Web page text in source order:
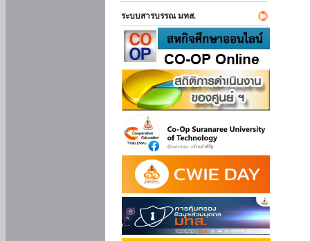
ระบบสารบรรณ มทส.